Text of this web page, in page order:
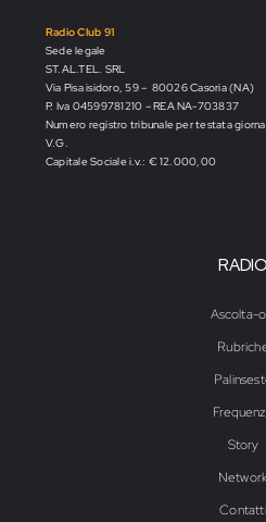
RADIO
Ascolta-
Story
Contatti
Radio Club 91
Sede legale
ST.AL.TEL. SRL
Via Pisa isidoro, 59 – 80026 Casoria (NA)
P. Iva 04599781210 – REA NA-703837
Numero registro tribunale per testata
V.G.
Capitale Sociale i.v.: € 12.000,00